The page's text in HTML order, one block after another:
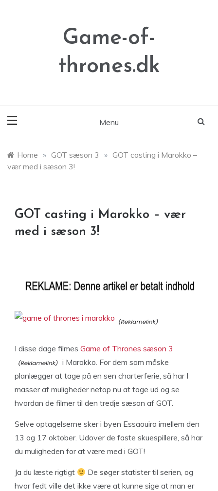
Game-of-
thrones.dk
Menu
Home » GOT sæson 3 » GOT casting i Marokko –
vær med i sæson 3!
GOT casting i Marokko – vær
med i sæson 3!
I disse dage filmes Game of Thrones sæson 3
i Marokko. For dem som måske
planlægger at tage på en sen charterferie, så har I
masser af muligheder netop nu at tage ud og se
hvordan de filmer til den tredje sæson af GOT.
Selve optagelserne sker i byen Essaouira imellem den
13 og 17 oktober. Udover de faste skuespillere, så har
du muligheden for at være med i GOT!
Ja du læste rigtigt
De søger statister til serien, og
hvor fedt ville det ikke være at kunne sige at man er